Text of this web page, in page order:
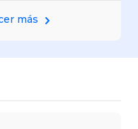
más